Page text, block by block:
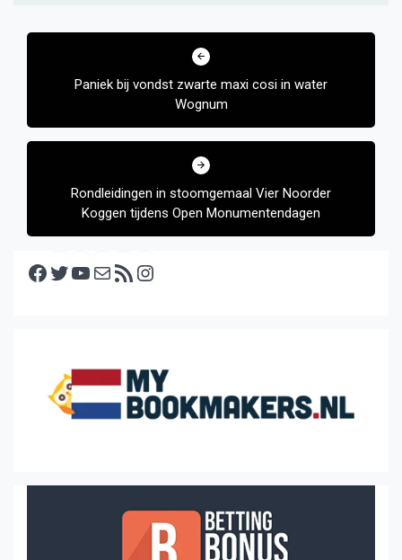
Bericht
Paniek bij vondst zwarte maxi cosi in water
Wognum
Rondleidingen in stoomgemaal Vier Noorder
Koggen tijdens Open Monumentendagen
Facebook Twitter YouTube E-mail RSS feed